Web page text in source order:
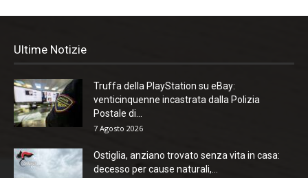
Ultime Notizie
Truffa della PlayStation su eBay:
venticinquenne incastrata dalla Polizia
Postale di...
7 Agosto 2026
Ostiglia, anziano trovato senza vita in casa:
decesso per cause naturali,...